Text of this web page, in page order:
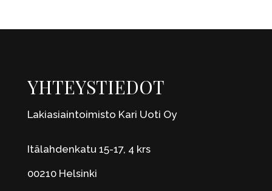
YHTEYSTIEDOT
Lakiasiaintoimisto Kari Uoti Oy
Itälahdenkatu 15-17, 4 krs
00210 Helsinki